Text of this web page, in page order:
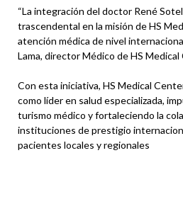
“La integración del doctor René
trascendental en la misión de HS
atención médica de nivel
Lama, director Médico de HS
Con esta iniciativa, HS Medical
como líder en salud especializada,
turismo médico y fortaleciendo la
instituciones de prestigio
pacientes locales y regionales